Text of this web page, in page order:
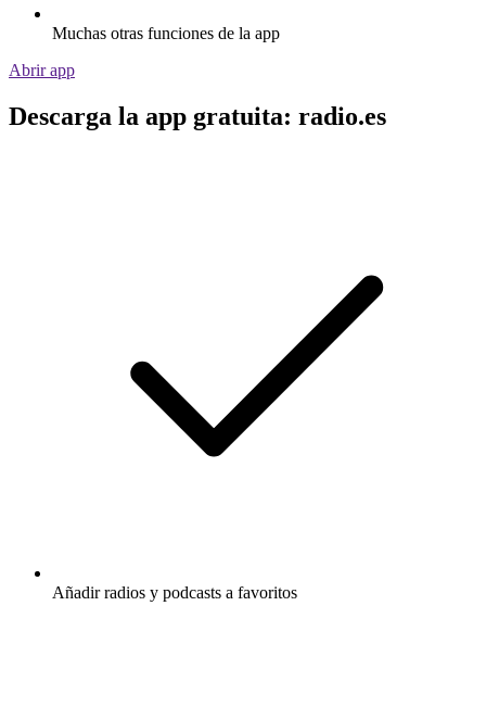
Muchas otras funciones de la app
Abrir app
Descarga la app gratuita: radio.es
Añadir radios y podcasts a favoritos